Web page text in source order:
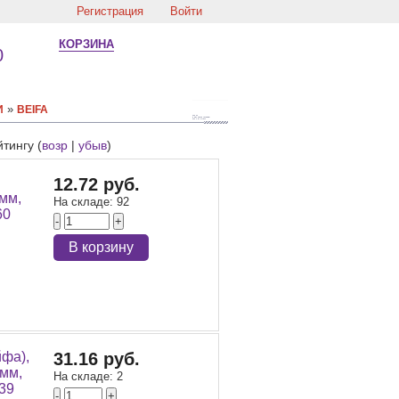
Регистрация Войти
КОРЗИНА
» BEIFA
(возр | убыв)
12.72 руб.
На складе: 92
-
+
В корзину
31.16 руб.
На складе: 2
-
+